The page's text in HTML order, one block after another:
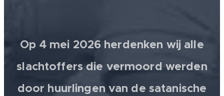
Op 4 mei 2026 herdenken wij alle
slachtoffers die vermoord werden
door huurlingen van de satanische